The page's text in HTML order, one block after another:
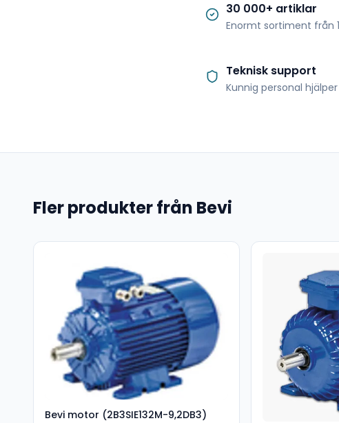
30 000+ artiklar
Enormt sortiment från
Teknisk support
Kunnig personal
Fler produkter från Bevi
Bevi motor (2B3SIE132M-9,2DB3)